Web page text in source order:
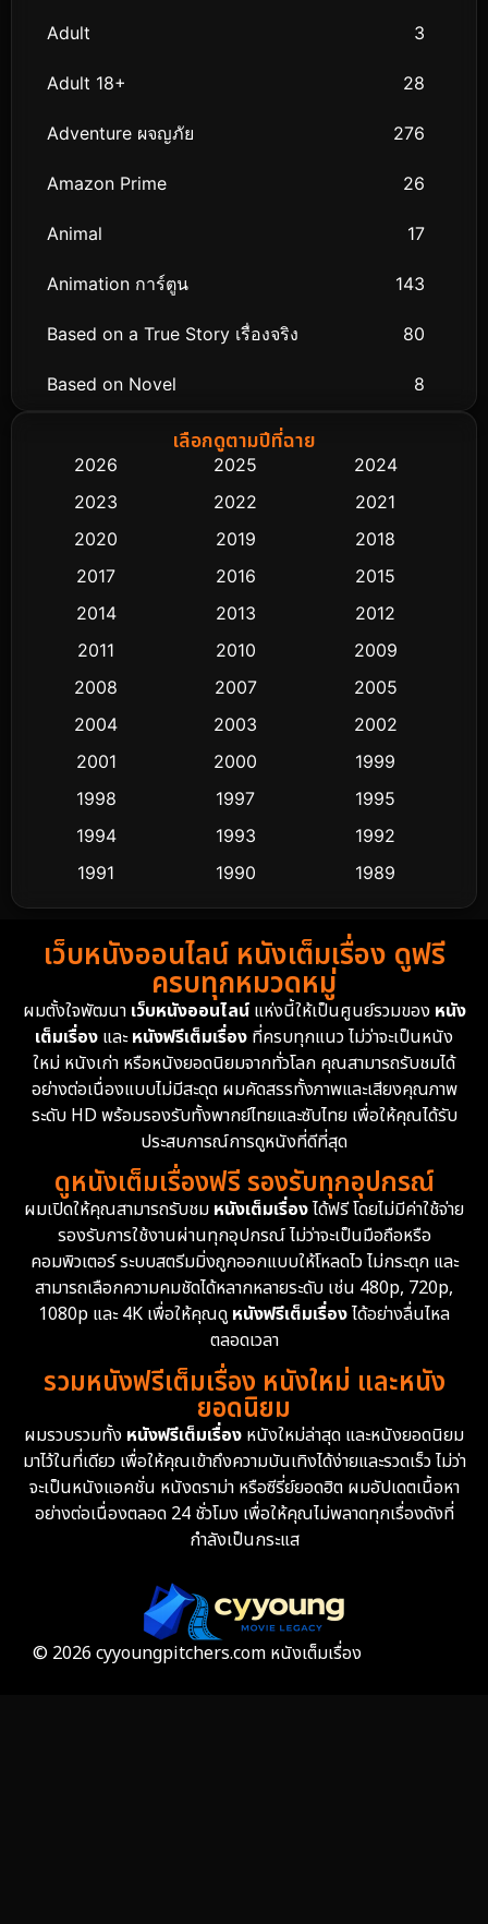
Adult 3
Adult 18+ 28
Adventure ผจญภัย 276
Amazon Prime 26
Animal 17
Animation การ์ตูน 143
Based on a True Story เรื่องจริง 80
Based on Novel 8
Biography ชีวิตจริง
Classic หนังคลาสสิก
Comedy ตลก 453
Crime อาชญากรรม 530
Cult Film
Dance เต้น
Detective สืบสวน
Detective สืบสวน
Disney+ 4
Documentary สารคดี 95
Drama ดราม่า
Dystopian 16
Emotional 61
Epic มหากาพย์ 225
Family ครอบครัว 372
Fantasy จินตนาการ 339
Fiction 9
เลือกดูตามปีที่ฉาย
2026 2025
2024
2023
2022
2021
2020
2019
2018
2017
2016
2015
2014
2013
2012
2011
2010
2009
2008
2007
2005
2004
2003
2002
2001
2000
1999
1998
1997
1995
1994
1993
1992
1991
1990
1989
1988
1986
1985
1983
1982
1981
1974
1962
เว็บหนังออนไลน์ หนังเต็มเรื่อง ดูฟรี
ครบทุกหมวดหมู่
ผมตั้งใจพัฒนา เว็บหนังออนไลน์แห่งนี้ให้เป็นศูนย์รวมของ หนัง
เต็มเรื่อง และหนังฟรีเต็มเรื่อง ที่ครบทุกแนว ไม่ว่าจะเป็นหนัง
ใหม่ หนังเก่า หรือหนังยอดนิยมจากทั่วโลก คุณสามารถรับชมได้
อย่างต่อเนื่องแบบไม่มีสะดุด ผมคัดสรรทั้งภาพและเสียงคุณภาพ
ระดับ HD พร้อมรองรับทั้งพากย์ไทยและซับไทย เพื่อให้คุณได้รับ
ประสบการณ์การดูหนังที่ดีที่สุด
ดูหนังเต็มเรื่องฟรี รองรับทุกอุปกรณ์
ผมเปิดให้คุณสามารถรับชม หนังเต็มเรื่องได้ฟรี โดยไม่มีค่าใช้จ่าย
รองรับการใช้งานผ่านทุกอุปกรณ์ ไม่ว่าจะเป็นมือถือหรือ
คอมพิวเตอร์ ระบบสตรีมมิ่งถูกออกแบบให้โหลดไว ไม่กระตุก และ
สามารถเลือกความคมชัดได้หลากหลายระดับ เช่น 480p, 720p,
1080p และ 4K เพื่อให้คุณดูหนังฟรีเต็มเรื่องได้อย่างลื่นไหล
ตลอดเวลา
รวมหนังฟรีเต็มเรื่อง หนังใหม่ และหนัง
ยอดนิยม
ผมรวบรวมทั้ง หนังฟรีเต็มเรื่อง หนังใหม่ล่าสุด และหนังยอดนิยม
มาไว้ในที่เดียว เพื่อให้คุณเข้าถึงความบันเทิงได้ง่ายและรวดเร็ว ไม่ว่า
จะเป็นหนังแอคชั่น หนังดราม่า หรือซีรี่ย์ยอดฮิต ผมอัปเดตเนื้อหา
อย่างต่อเนื่องตลอด 24 ชั่วโมง เพื่อให้คุณไม่พลาดทุกเรื่องดังที่
กำลังเป็นกระแส
© 2026 cyyoungpitchers.com หนังเต็มเรื่อง